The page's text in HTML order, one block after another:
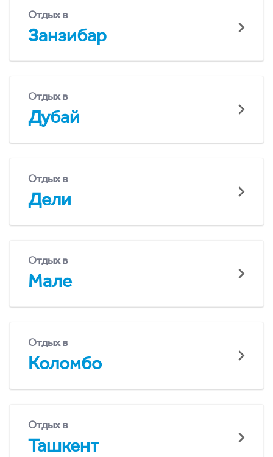
Отдых в
Занзибар
Отдых в
Дубай
Отдых в
Дели
Отдых в
Мале
Отдых в
Коломбо
Отдых в
Ташкент